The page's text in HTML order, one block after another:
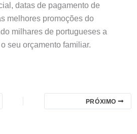
datas de pagamento de
melhores promoções do
milhares de portugueses a
seu orçamento familiar.
PRÓXIMO